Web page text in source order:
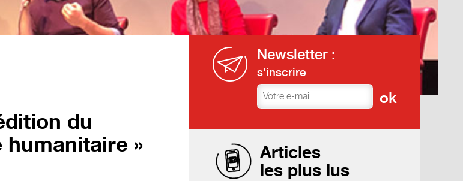
du
humanitaire »
Newsletter :
s'inscrire
Articles
les plus lus